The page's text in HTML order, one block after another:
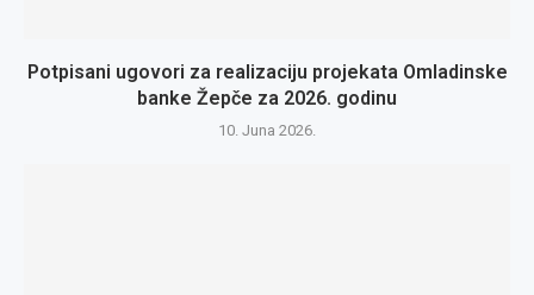
Potpisani ugovori za realizaciju projekata Omladinske
banke Žepče za 2026. godinu
10. Juna 2026.